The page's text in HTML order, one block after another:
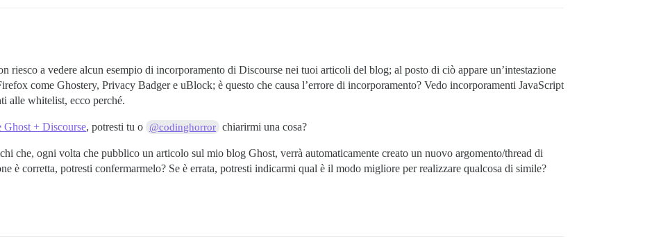
riesco a vedere alcun esempio di incorporamento di Discourse nei tuoi articoli del blog; al posto di ciò appare un’intestazione
come Ghostery, Privacy Badger e uBlock; è questo che causa l’errore di incorporamento? Vedo incorporamenti JavaScript
alle whitelist, ecco perché.
Ghost + Discourse, potresti tu o @codinghorror chiarirmi una cosa?
che, ogni volta che pubblico un articolo sul mio blog Ghost, verrà automaticamente creato un nuovo argomento/thread di
è corretta, potresti confermarmelo? Se è errata, potresti indicarmi qual è il modo migliore per realizzare qualcosa di simile?